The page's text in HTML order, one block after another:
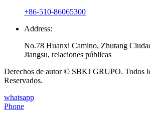
+86-510-86065300
Address:
No.78 Huanxi Camino, Zhutang
Jiangsu, relaciones públicas
Derechos de autor © SBKJ GRUPO. Todos
Reservados.
whatsapp
Phone